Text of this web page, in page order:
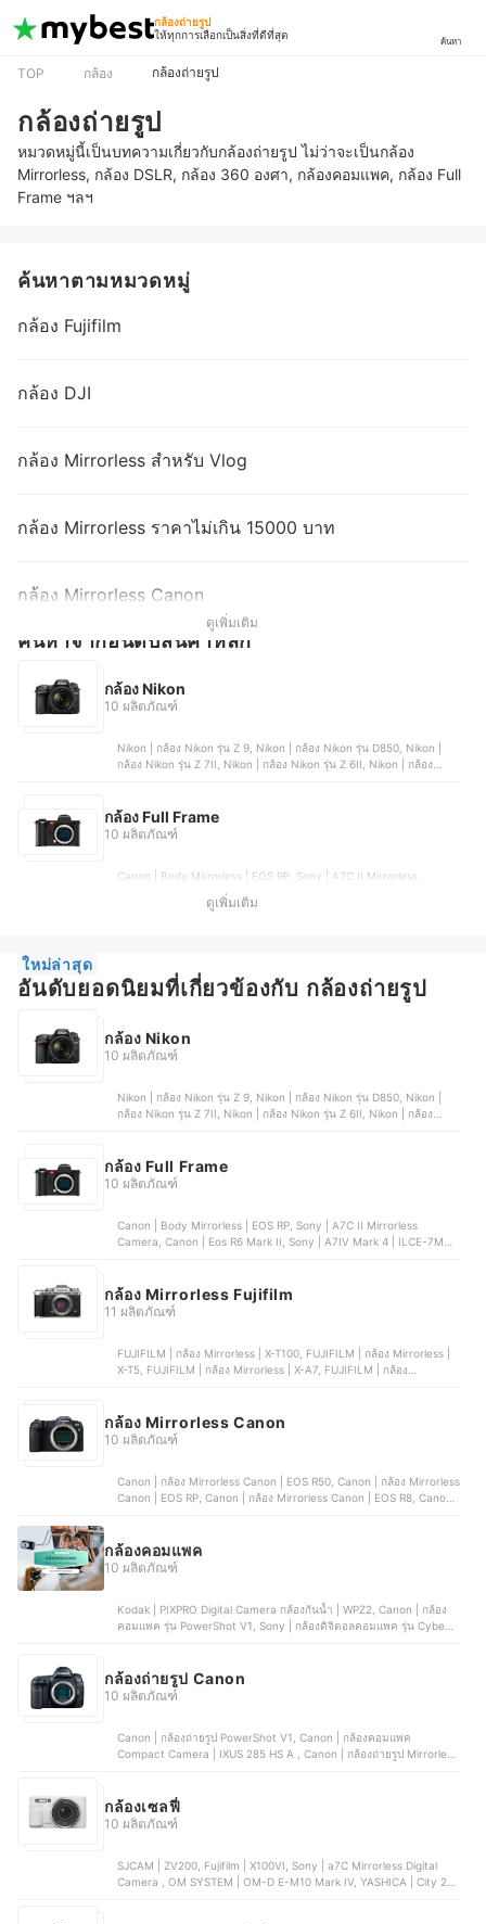
กล้องถ่ายรูป
ให้ทุกการเลือกเป็นสิ่งที่ดีที่สุด
ค้นหา
TOP กล้อง กล้องถ่ายรูป
กล้องถ่ายรูป
หมวดหมู่นี้เป็นบทความเกี่ยวกับกล้องถ่ายรูป ไม่ว่าจะเป็นกล้อง
Mirrorless, กล้อง DSLR, กล้อง 360 องศา, กล้องคอมแพค, กล้อง Full
Frame ฯลฯ
ค้นหาตามหมวดหมู่
กล้อง Fujifilm
กล้อง DJI
กล้อง Mirrorless สำหรับ Vlog
กล้อง Mirrorless ราคาไม่เกิน 15000 บาท
กล้อง Mirrorless Canon
ดูเพิ่มเติม
ค้นหาจากอันดับสินค้าหลัก
กล้อง Nikon
10 ผลิตภัณฑ์
Nikon | กล้อง Nikon รุ่น Z 9, Nikon | กล้อง Nikon รุ่น D850, Nikon |
กล้อง Nikon รุ่น Z 7II, Nikon | กล้อง Nikon รุ่น Z 6II, Nikon | กล้อง
กล้อง Full Frame
10 ผลิตภัณฑ์
Canon | Body Mirrorless | EOS RP, Sony | A7C II Mirrorless
Fujifilm | Mirrorless Digital | X-T5
ดูเพิ่มเติม
ใหม่ล่าสุด
อันดับยอดนิยมที่เกี่ยวข้องกับ กล้องถ่ายรูป
กล้อง Nikon
10 ผลิตภัณฑ์
Nikon | กล้อง Nikon รุ่น Z 9, Nikon | กล้อง Nikon รุ่น D850, Nikon |
กล้อง Nikon รุ่น Z 7II, Nikon | กล้อง Nikon รุ่น Z 6II, Nikon | กล้อง
กล้อง Full Frame
10 ผลิตภัณฑ์
Canon | Body Mirrorless | EOS RP, Sony | A7C II Mirrorless
Camera, Canon | Eos R6 Mark II, Sony | A7IV Mark 4 | ILCE-7M4,
กล้อง Mirrorless Fujifilm
11 ผลิตภัณฑ์
FUJIFILM | กล้อง Mirrorless | X-T100, FUJIFILM | กล้อง Mirrorless |
X-T5, FUJIFILM | กล้อง Mirrorless | X-A7, FUJIFILM | กล้อง
กล้อง Mirrorless Canon
10 ผลิตภัณฑ์
Canon | กล้อง Mirrorless Canon | EOS R50, Canon | กล้อง Mirrorless
Canon | EOS RP, Canon | กล้อง Mirrorless Canon | EOS R8, Canon |
กล้องคอมแพค
10 ผลิตภัณฑ์
Kodak | PIXPRO Digital Camera กล้องกันน้ำ | WPZ2, Canon | กล้อง
คอมแพค รุ่น PowerShot V1, Sony | กล้องดิจิตอลคอมแพค รุ่น Cyber-
กล้องถ่ายรูป Canon
10 ผลิตภัณฑ์
Canon | กล้องถ่ายรูป PowerShot V1, Canon | กล้องคอมแพค
Compact Camera | IXUS 285 HS A , Canon | กล้องถ่ายรูป Mirrorless
กล้องเซลฟี่
10 ผลิตภัณฑ์
SJCAM | ZV200, Fujifilm | X100VI, Sony | a7C Mirrorless Digital
Camera , OM SYSTEM | OM-D E-M10 Mark IV, YASHICA | City 200